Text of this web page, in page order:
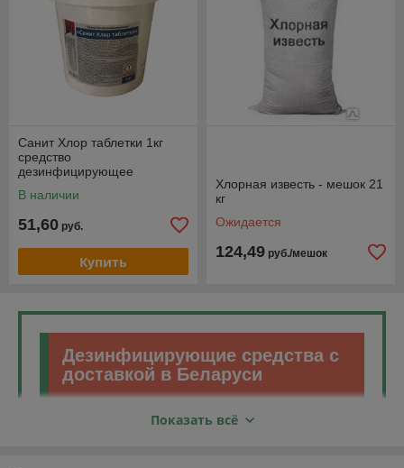
Санит Хлор таблетки 1кг
средство
дезинфицирующее
В наличии
51,60 руб.
Купить
Хлорная известь - мешок 21
кг
Ожидается
124,49 руб./мешок
Дезинфицирующие средства с
доставкой в Беларуси
Купить антисептик для рук Сандим (5л.), Септодез,
Показать всё